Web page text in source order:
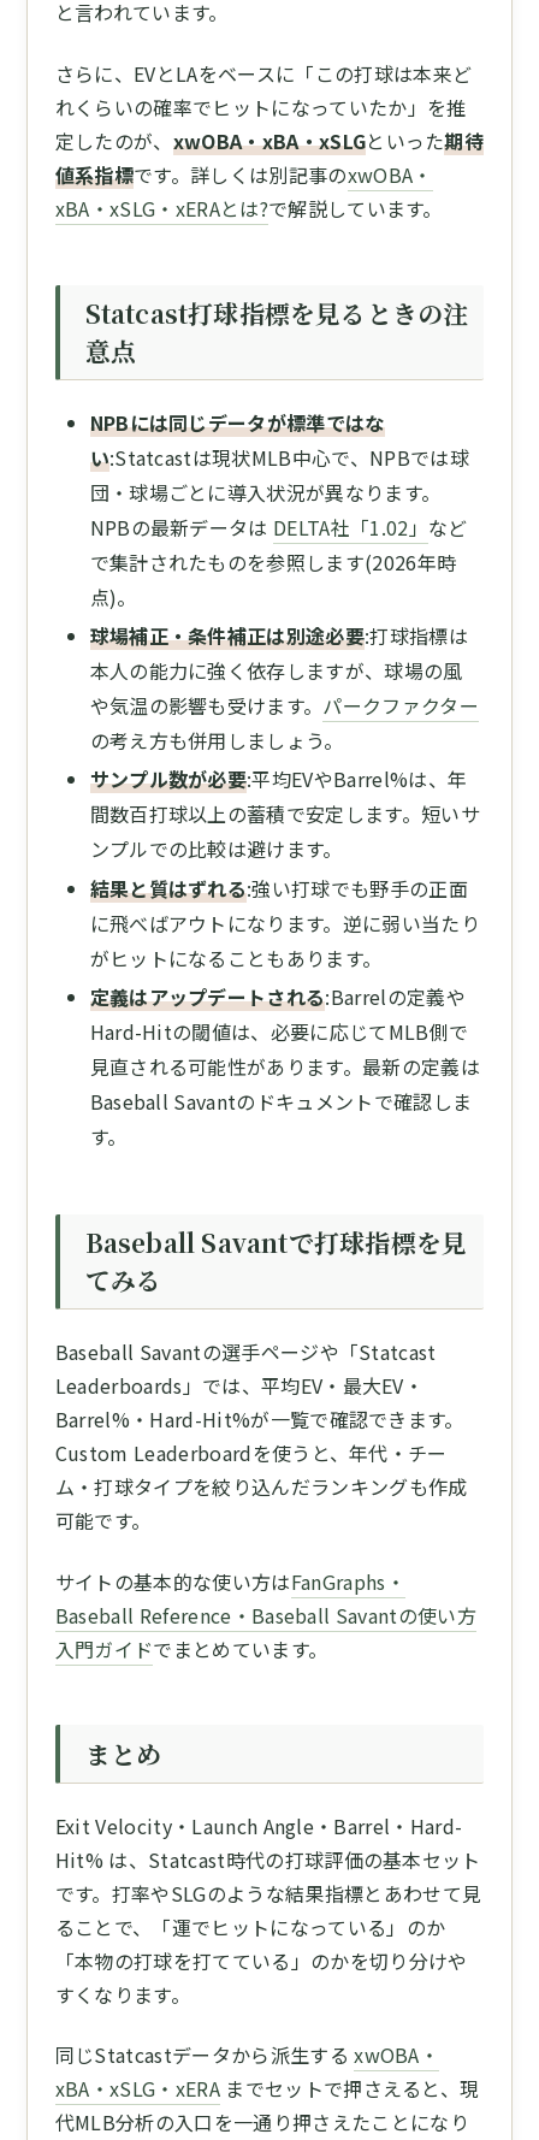
と言われています。
さらに、EVとLAをベースに「この打球は本来ど
れくらいの確率でヒットになっていたか」を推
定したのが、 xwOBA・xBA・xSLGといった期待
値系指標です。詳しくは別記事のxwOBA・
xBA・xSLG・xERAとは?で解説しています。
Statcast打球指標を見るときの注
意点
NPBには同じデータが標準ではな
い:Statcastは現状MLB中心で、NPBでは球
団・球場ごとに導入状況が異なります。
NPBの最新データは DELTA社「1.02」 など
で集計されたものを参照します(2026年時
点)。
球場補正・条件補正は別途必要:打球指標は
本人の能力に強く依存しますが、球場の風
や気温の影響も受けます。 パークファクター
の考え方も併用しましょう。
サンプル数が必要:平均EVやBarrel%は、年
間数百打球以上の蓄積で安定します。短いサ
ンプルでの比較は避けます。
結果と質はずれる:強い打球でも野手の正面
に飛べばアウトになります。逆に弱い当たり
がヒットになることもあります。
定義はアップデートされる:Barrelの定義や
Hard-Hitの閾値は、必要に応じてMLB側で
見直される可能性があります。最新の定義は
Baseball Savantのドキュメントで確認しま
す。
Baseball Savantで打球指標を見
てみる
Baseball Savantの選手ページや「Statcast
Leaderboards」では、平均EV・最大EV・
Barrel%・Hard-Hit%が一覧で確認できます。
Custom Leaderboardを使うと、年代・チー
ム・打球タイプを絞り込んだランキングも作成
可能です。
サイトの基本的な使い方はFanGraphs・
Baseball Reference・Baseball Savantの使い方
入門ガイドでまとめています。
まとめ
Exit Velocity・Launch Angle・Barrel・Hard-
Hit% は、Statcast時代の打球評価の基本セット
です。打率やSLGのような結果指標とあわせて見
ることで、「運でヒットになっている」のか
「本物の打球を打てている」のかを切り分けや
すくなります。
同じStatcastデータから派生するxwOBA・
xBA・xSLG・xERAまでセットで押さえると、現
代MLB分析の入口を一通り押さえたことになり